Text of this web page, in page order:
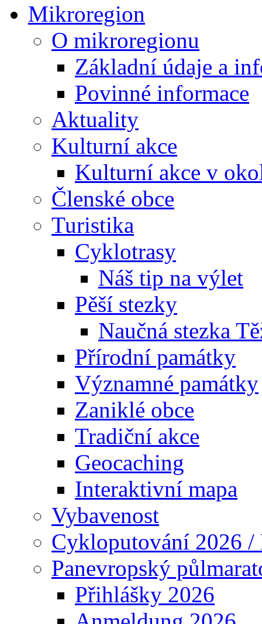
Mikroregion
O mikroregionu
Základní údaje a
Povinné informace
Aktuality
Kulturní akce
Kulturní akce v
Členské obce
Turistika
Cyklotrasy
Náš tip na výlet
Pěší stezky
Naučná stezka
Přírodní památky
Významné památky
Zaniklé obce
Tradiční akce
Geocaching
Interaktivní mapa
Vybavenost
Cykloputování 2026 /
Panevropský
Přihlášky 2026